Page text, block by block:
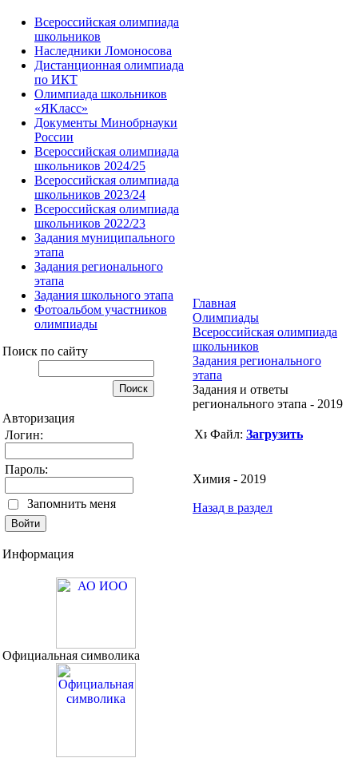
Всероссийская олимпиада
школьников
Наследники Ломоносова
Дистанционная олимпиада
по ИКТ
Олимпиада школьников
«ЯКласс»
Документы Минобрнауки
России
Всероссийская олимпиада
школьников 2024/25
Всероссийская олимпиада
школьников 2023/24
Всероссийская олимпиада
школьников 2022/23
Задания муниципального
этапа
Задания регионального
этапа
Задания школьного этапа
Фотоальбом участников
олимпиады
Поиск по сайту
Авторизация
Логин:
Пароль:
Запомнить меня
Информация
Официальная символика
Главная
Олимпиады
Всероссийская олимпиада
школьников
Задания регионального
этапа
Задания и ответы
регионального этапа - 2019
Файл: Загрузить
Химия - 2019
Назад в раздел